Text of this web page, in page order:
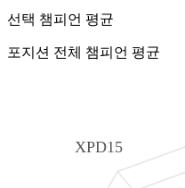
선택 챔피언 평균
포지션 전체 챔피언 평균
XPD15